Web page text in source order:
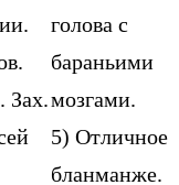
Зах.
голова с
бараньими
мозгами.
5) Отличное
бланманже.